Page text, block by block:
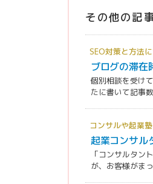
その他の記
SEO対策と方法
ブログの滞在
個別相談を受け
たに書いて記事
コンサルや起業
起業コンサル
「コンサルタン
が、お客様がま